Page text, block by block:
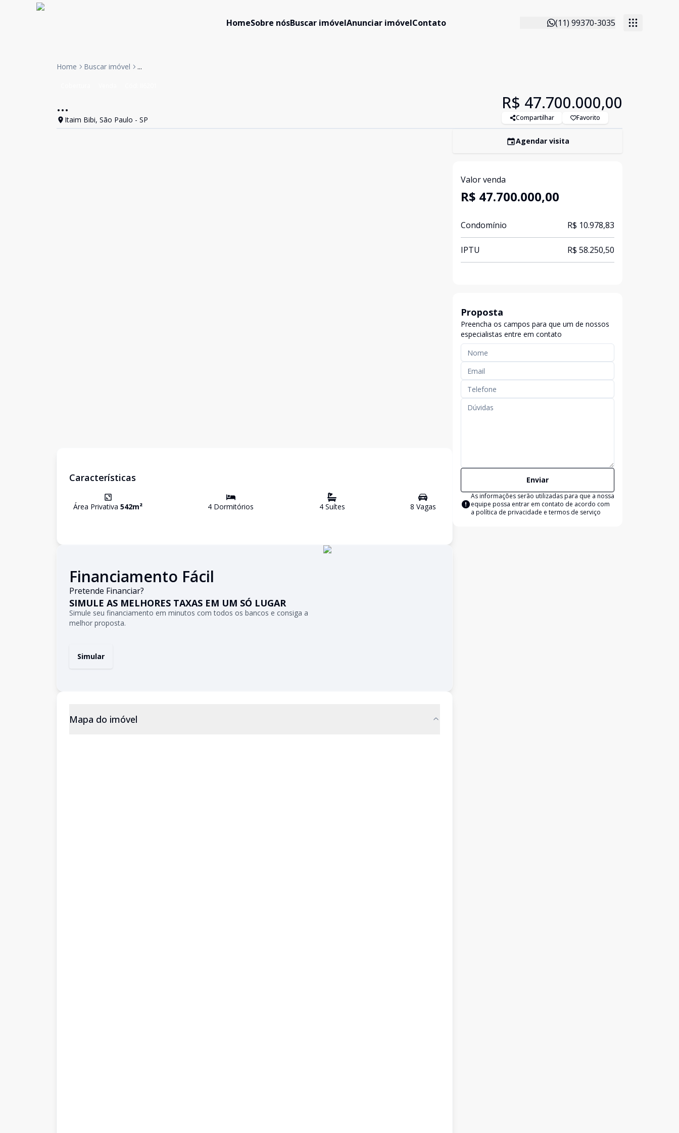
HomeSobre nósBuscar imóvelAnunciar imóvelContato (11) 99370-3035
Home Buscar imóvel ...
...
Itaim Bibi, São Paulo - SP
R$ 47.700.000,00
Compartilhar Favorito
Características
Área Privativa 542m² 4 Dormitórios 4Suítes 8 Vagas
Financiamento Fácil
Pretende Financiar?
SIMULE AS MELHORES TAXAS EM UM SÓ LUGAR
Simule seu financiamento em minutos com todos os bancos e consiga a
melhor proposta.
Simular
Mapa do imóvel
Agendar visita
Valor venda
R$ 47.700.000,00
Condomínio R$ 10.978,83
IPTU R$ 58.250,50
Proposta
Preencha os campos para que um de nossos
especialistas entre em contato
Enviar
As informações serão utilizadas para que a nossa
equipe possa entrar em contato de acordo com
a política de privacidade e termos de serviço